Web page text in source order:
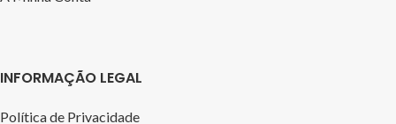
INFORMAÇÃO LEGAL
Política de Privacidade